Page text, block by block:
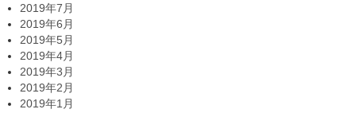
2019年7月
2019年6月
2019年5月
2019年4月
2019年3月
2019年2月
2019年1月